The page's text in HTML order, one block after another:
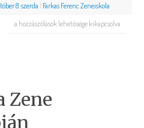
8. szerda Farkas Ferenc Zeneiskola
a hozzászólások lehetősége kikapcsolva
Zene